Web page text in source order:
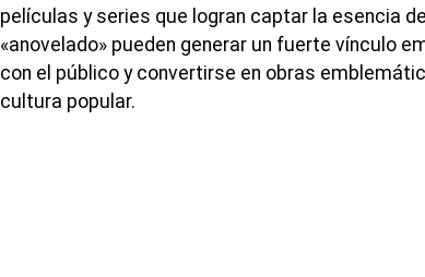
películas y series que logran captar la esencia
«anovelado» pueden generar un fuerte vínculo
con el público y convertirse en obras
cultura popular.